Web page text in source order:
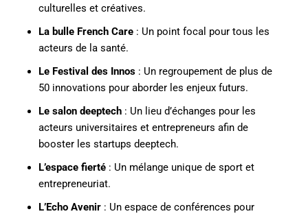
culturelles et créatives.
La bulle French Care : Un point focal pour tous les
acteurs de la santé.
Le Festival des Innos : Un regroupement de plus de
50 innovations pour aborder les enjeux futurs.
Le salon deeptech : Un lieu d’échanges pour les
acteurs universitaires et entrepreneurs afin de
booster les startups deeptech.
L’espace fierté : Un mélange unique de sport et
entrepreneuriat.
L’Echo Avenir : Un espace de conférences pour